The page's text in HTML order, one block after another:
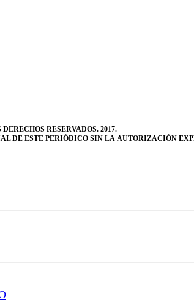
DERECHOS RESERVADOS. 2017.
DE ESTE PERIÓDICO SIN LA AUTORIZACIÓN